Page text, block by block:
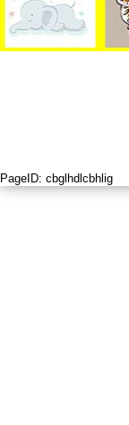
PageID: cbglhdlcbhlig